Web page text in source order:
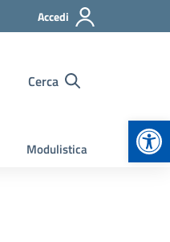
Accedi
Cerca
Modulistica